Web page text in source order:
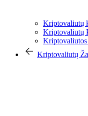
Kriptovaliutų
Kriptovaliutų
Kriptovaliutos
Kriptovaliutų